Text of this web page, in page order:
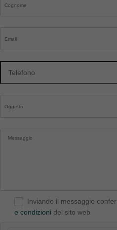
Inviando il messaggio
e condizioni del sito web